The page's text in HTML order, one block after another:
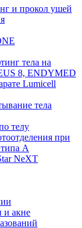
и прокол ушей
тела на
8, ENDYMED
Lumicell
тела
телу
при
А
NeXT
и акне